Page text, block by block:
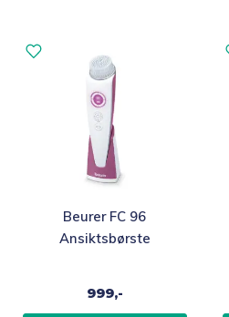
Beurer FC 96
Ansiktsbørste
999,-